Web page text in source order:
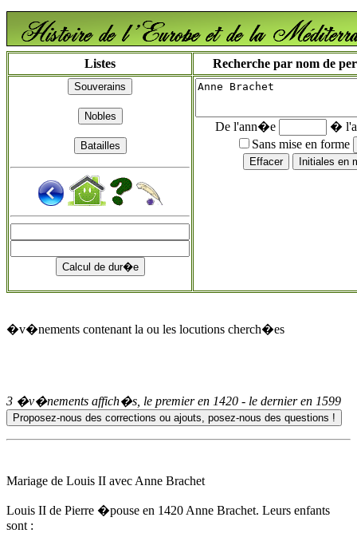
Listes Recherche par nom de
De l'ann�e
�
Sans mise en forme
�v�nements contenant la ou les locutions cherch�es
3 �v�nements affich�s, le premier en 1420 - le dernier en 1599
Mariage de Louis II avec Anne Brachet
Louis II de Pierre �pouse en 1420 Anne Brachet. Leurs enfants
sont :